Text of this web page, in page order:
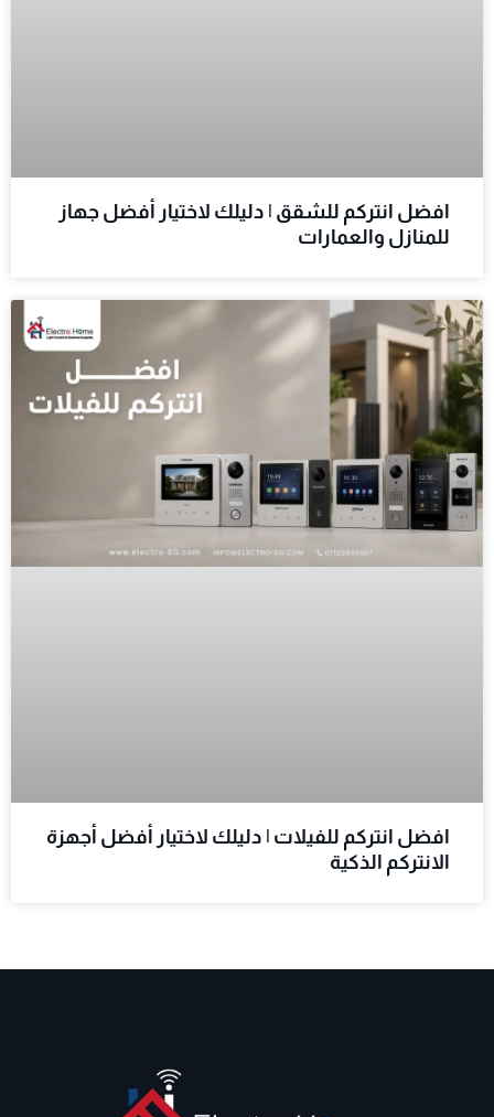
افضل انتركم للشقق | دليلك لاختيار أفضل جهاز
للمنازل والعمارات
افضل انتركم للفيلات | دليلك لاختيار أفضل أجهزة
الانتركم الذكية